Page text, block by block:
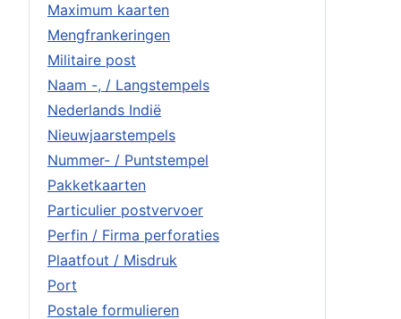
Maximum kaarten
Mengfrankeringen
Militaire post
Naam -, / Langstempels
Nederlands Indië
Nieuwjaarstempels
Nummer- / Puntstempel
Pakketkaarten
Particulier postvervoer
Perfin / Firma perforaties
Plaatfout / Misdruk
Port
Postale formulieren